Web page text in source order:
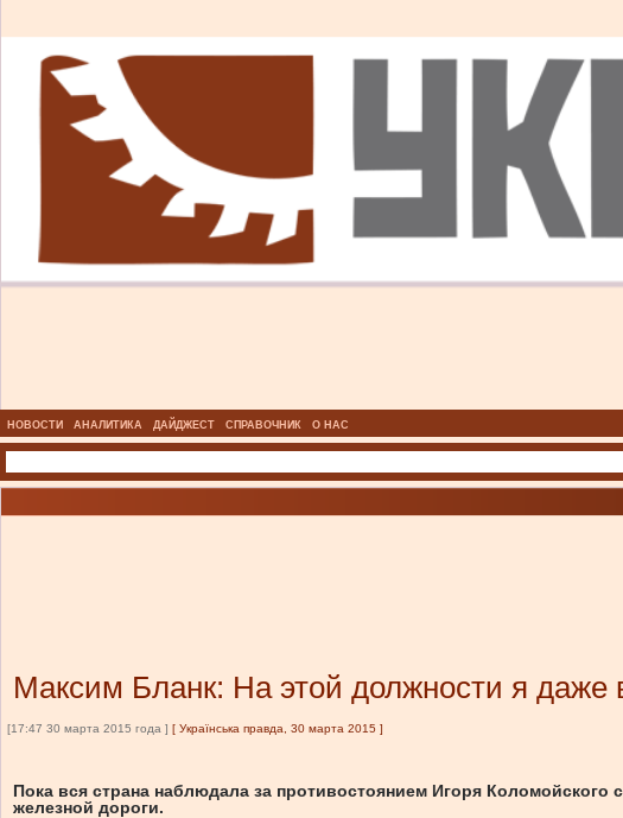
НОВОСТИ АНАЛИТИКА ДАЙДЖЕСТ СПРАВОЧНИК О НАС
Максим Бланк: На этой должности я даже
[17:47 30 марта 2015 года ] [ Українська правда, 30 марта 2015 ]
Пока вся страна наблюдала за противостоянием Игоря
железной дороги.